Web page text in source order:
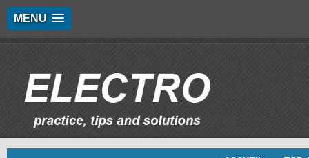
MENU